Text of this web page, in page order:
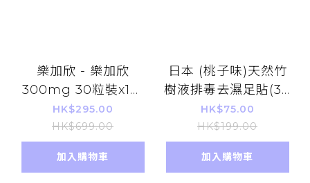
樂加欣 - 樂加欣
300mg 30粒裝x1樽
(不連盒) tru niagen
NAD+比 NMN 更有
效 抗衰老 逆齡 保健
HK$295.00
HK$699.00
加入購物車
日本 (桃子味)天然竹
樹液排毒去濕足貼(30
枚)(平行進口) 保健竹
酢足貼 休足養生
HK$75.00
HK$199.00
加入購物車